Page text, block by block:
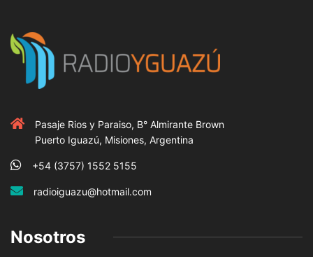
Pasaje Rios y Paraiso, B° Almirante Brown
Puerto Iguazú, Misiones, Argentina
+54 (3757) 1552 5155
radioiguazu@hotmail.com
Nosotros